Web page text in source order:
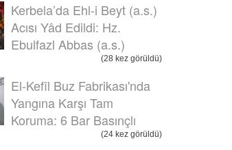
Kerbela’da Ehl-i Beyt (a.s.)
Acısı Yâd Edildi: Hz.
Ebulfazl Abbas (a.s.)
(28 kez görüldü)
El-Kefîl Buz Fabrikası'nda
Yangına Karşı Tam
Koruma: 6 Bar Basınçlı
(24 kez görüldü)